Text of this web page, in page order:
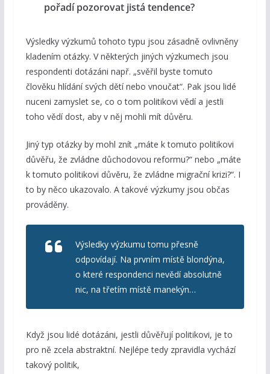
pořadí pozorovat jistá tendence?
Výsledky výzkumů tohoto typu jsou zásadně ovlivněny
kladením otázky. V některých jiných výzkumech jsou
respondenti dotázáni např. „svěřil byste tomuto
člověku hlídání svých dětí nebo vnoučat“. Pak jsou lidé
nuceni zamyslet se, co o tom politikovi vědí a jestli
toho vědí dost, aby v něj mohli mít důvěru.
Jiný typ otázky by mohl znít „máte k tomuto politikovi
důvěřu, že zvládne důchodovou reformu?“ nebo „máte
k tomuto politikovi důvěru, že zvládne migrační krizi?“. I
to by něco ukazovalo. A takové výzkumy jsou občas
prováděny.
Výsledky výzkumu tomu přesně
odpovídají. Na prvním místě blondýna,
o které respondenci nevědí absolutně
nic, na třetím místě manekýn…
Když jsou lidé dotázáni, jestli důvěřují politikovi, je to
pro ně zcela abstraktní. Nejlépe tedy zpravidla vychází
takový politik,